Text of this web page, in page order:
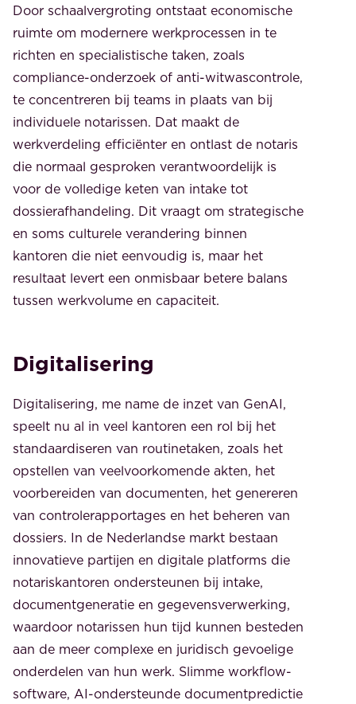
Door schaalvergroting ontstaat economische
ruimte om modernere werkprocessen in te
richten en specialistische taken, zoals
compliance-onderzoek of anti-witwascontrole,
te concentreren bij teams in plaats van bij
individuele notarissen. Dat maakt de
werkverdeling efficiënter en ontlast de notaris
die normaal gesproken verantwoordelijk is
voor de volledige keten van intake tot
dossierafhandeling. Dit vraagt om strategische
en soms culturele verandering binnen
kantoren die niet eenvoudig is, maar het
resultaat levert een onmisbaar betere balans
tussen werkvolume en capaciteit.
Digitalisering
Digitalisering, me name de inzet van GenAI,
speelt nu al in veel kantoren een rol bij het
standaardiseren van routinetaken, zoals het
opstellen van veelvoorkomende akten, het
voorbereiden van documenten, het genereren
van controlerapportages en het beheren van
dossiers. In de Nederlandse markt bestaan
innovatieve partijen en digitale platforms die
notariskantoren ondersteunen bij intake,
documentgeneratie en gegevensverwerking,
waardoor notarissen hun tijd kunnen besteden
aan de meer complexe en juridisch gevoelige
onderdelen van hun werk. Slimme workflow-
software, AI-ondersteunde documentpredictie